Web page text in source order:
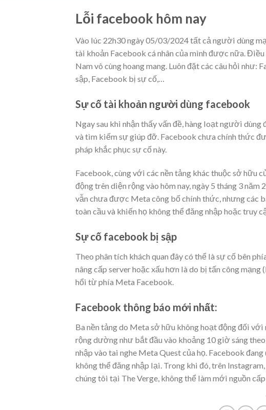
Lỗi facebook hôm nay
Vào lúc 22h30 ngày 05/03/2024 tất cả người dùng
tài khoản Facebook cá nhân của mình được nữa.
Nam vô cùng hoang mang. Luôn đặt các câu hỏi
sập, Facebook bị sự cố,…
Sự cố tài khoản người dùng facebook
Ngay sau khi nhận thấy vấn đề, hàng loạt người
và tìm kiếm sự giúp đỡ. Facebook chưa chính thức
pháp khắc phục sự cố này.
Facebook, cùng với các nền tảng khác thuộc sở hữu
động trên diện rộng vào hôm nay, ngày 5 tháng 3
vẫn chưa được Meta công bố chính thức, nhưng các
toàn cầu và khiến họ không thể đăng nhập hoặc truy
Sự cố facebook bị sập
Theo phân tích khách quan đây có thể là sự cố bên
nâng cấp server hoặc xấu hơn là do bị tấn công
hổi từ phía Meta Facebook.
Facebook thông báo mới nhất:
Ba nền tảng do Meta sở hữu không hoạt động đối
rộng dường như bắt đầu vào khoảng 10 giờ sáng
nhập vào tai nghe Meta Quest của họ. Facebook
không thể đăng nhập lại. Trong khi đó, trên
chúng tôi tại The Verge, không thể làm mới nguồn